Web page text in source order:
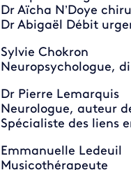
Dr Aïcha N’Doye
Dr Abigaël Débit
Sylvie Chokron
Neuropsychologue,
Dr Pierre Lemarquis
Neurologue, auteur
Spécialiste des liens
Emmanuelle Ledeuil
Musicothérapeute